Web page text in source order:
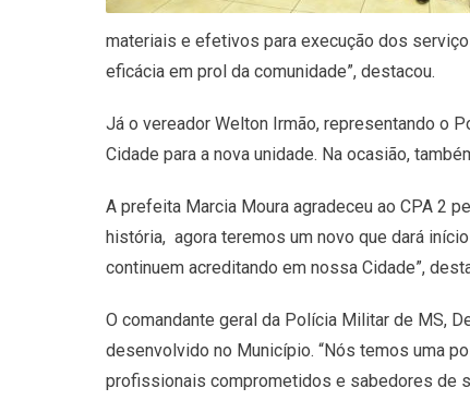
materiais e efetivos para execução dos
eficácia em prol da comunidade”, destacou.
Já o vereador Welton Irmão, representando o
Cidade para a nova unidade. Na ocasião,
A prefeita Marcia Moura agradeceu ao CPA 2
história, agora teremos um novo que dará
continuem acreditando em nossa Cidade”,
O comandante geral da Polícia Militar de MS,
desenvolvido no Município. “Nós temos uma
profissionais comprometidos e sabedores de